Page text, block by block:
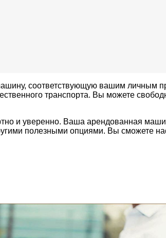
соответствующую вашим личным
транспорта. Вы можете
и уверенно. Ваша арендованная
полезными опциями. Вы сможете